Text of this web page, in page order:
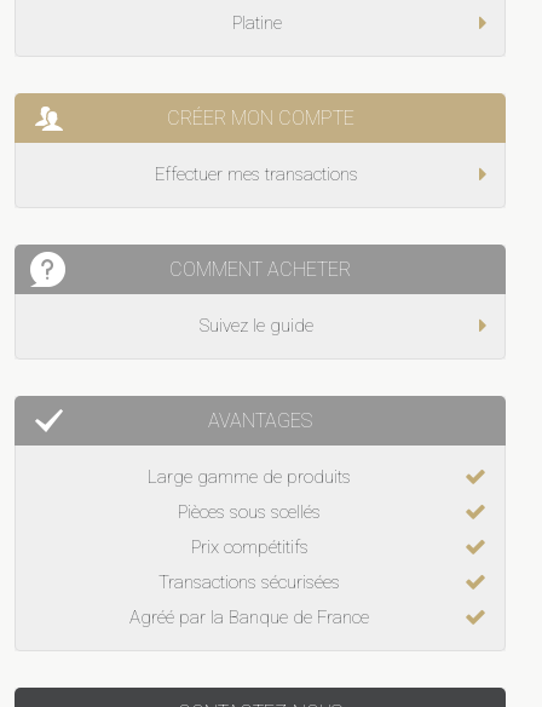
Platine
CRÉER MON COMPTE
Effectuer mes transactions
COMMENT ACHETER
Suivez le guide
AVANTAGES
Large gamme de produits
Pièces sous scellés
Prix compétitifs
Transactions sécurisées
Agréé par la Banque de France